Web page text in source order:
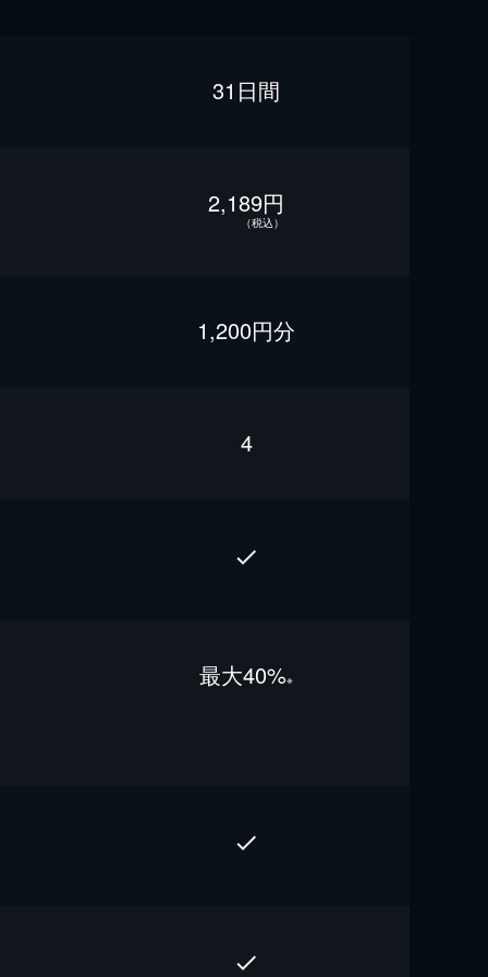
31日間
2,189円
（税込）
1,200円分
4
最⼤40%※